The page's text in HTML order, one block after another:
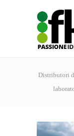
Distributori